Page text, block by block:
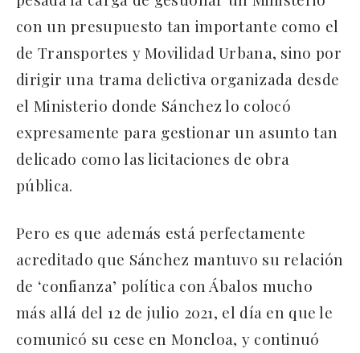
con un presupuesto tan importante como el
de Transportes y Movilidad Urbana, sino por
dirigir una trama delictiva organizada desde
el Ministerio donde Sánchez lo colocó
expresamente para gestionar un asunto tan
delicado como las licitaciones de obra
pública.
Pero es que además está perfectamente
acreditado que Sánchez mantuvo su relación
de ‘confianza’ política con Ábalos mucho
más allá del 12 de julio 2021, el día en que le
comunicó su cese en Moncloa, y continuó